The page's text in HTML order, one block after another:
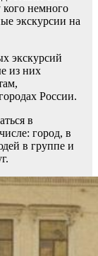
немного
экскурсии на
экскурсий
из них
России.
в
город, в
в группе и